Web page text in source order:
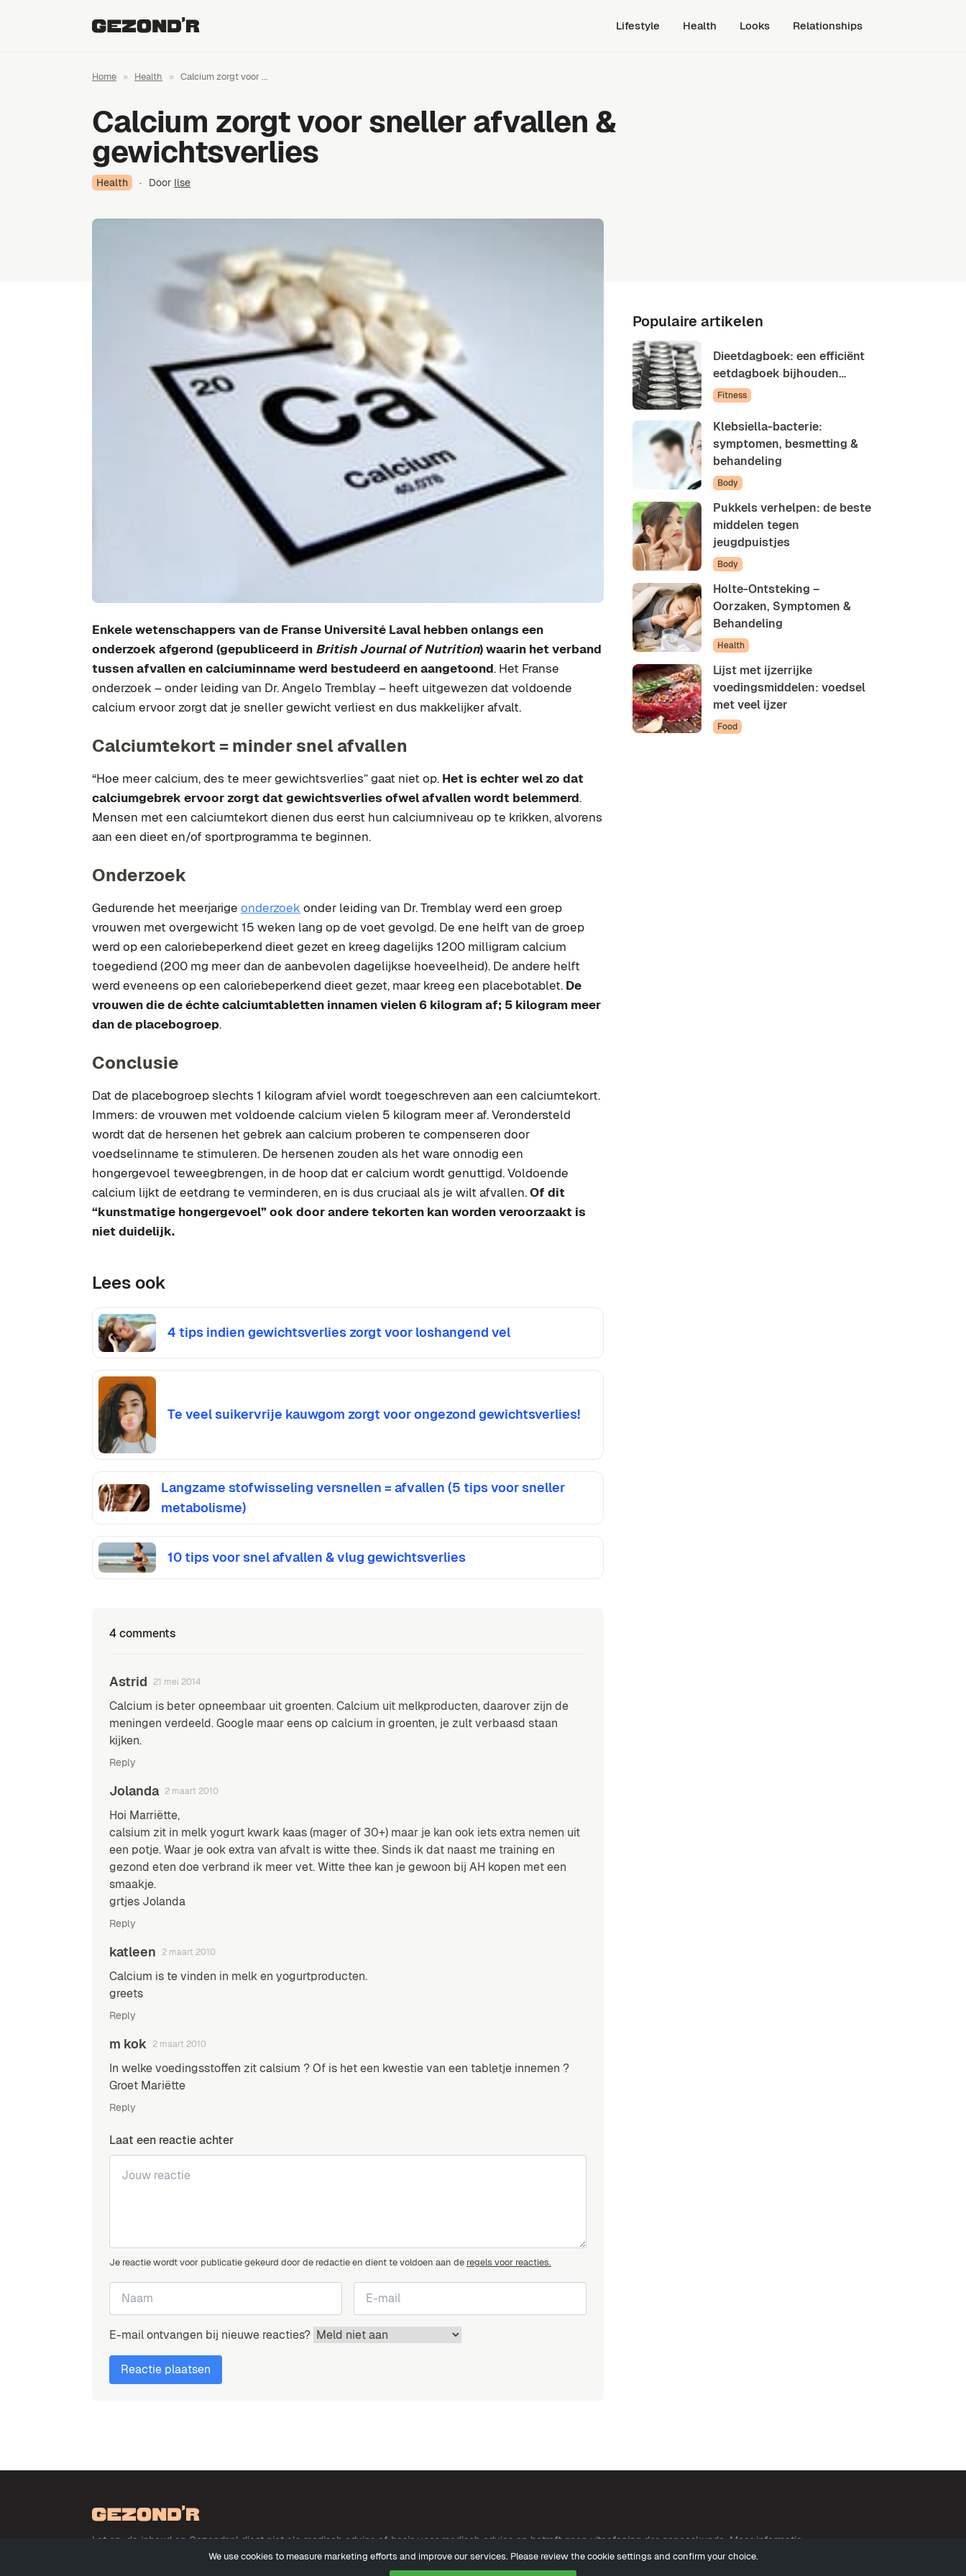
Lifestyle Health Looks Relationships
Home » Health » Calcium zorgt voor ...
Calcium zorgt voor sneller afvallen &
gewichtsverlies
Health · Door Ilse
Enkele wetenschappers van de Franse Université Laval hebben onlangs een
onderzoek afgerond (gepubliceerd in British Journal of Nutrition) waarin het verband
tussen afvallen en calciuminname werd bestudeerd en aangetoond. Het Franse
onderzoek – onder leiding van Dr. Angelo Tremblay – heeft uitgewezen dat voldoende
calcium ervoor zorgt dat je sneller gewicht verliest en dus makkelijker afvalt.
Calciumtekort = minder snel afvallen
“Hoe meer calcium, des te meer gewichtsverlies” gaat niet op. Het is echter wel zo dat
calciumgebrek ervoor zorgt dat gewichtsverlies ofwel afvallen wordt belemmerd.
Mensen met een calciumtekort dienen dus eerst hun calciumniveau op te krikken, alvorens
aan een dieet en/of sportprogramma te beginnen.
Onderzoek
Gedurende het meerjarige onderzoek onder leiding van Dr. Tremblay werd een groep
vrouwen met overgewicht 15 weken lang op de voet gevolgd. De ene helft van de groep
werd op een caloriebeperkend dieet gezet en kreeg dagelijks 1200 milligram calcium
toegediend (200 mg meer dan de aanbevolen dagelijkse hoeveelheid). De andere helft
werd eveneens op een caloriebeperkend dieet gezet, maar kreeg een placebotablet. De
vrouwen die de échte calciumtabletten innamen vielen 6 kilogram af; 5 kilogram meer
dan de placebogroep.
Conclusie
Dat de placebogroep slechts 1 kilogram afviel wordt toegeschreven aan een calciumtekort.
Immers: de vrouwen met voldoende calcium vielen 5 kilogram meer af. Verondersteld
wordt dat de hersenen het gebrek aan calcium proberen te compenseren door
voedselinname te stimuleren. De hersenen zouden als het ware onnodig een
hongergevoel teweegbrengen, in de hoop dat er calcium wordt genuttigd. Voldoende
calcium lijkt de eetdrang te verminderen, en is dus cruciaal als je wilt afvallen.Of dit
“kunstmatige hongergevoel” ook door andere tekorten kan worden veroorzaakt is
niet duidelijk.
Lees ook
4 tips indien gewichtsverlies zorgt voor loshangend vel
Te veel suikervrije kauwgom zorgt voor ongezond gewichtsverlies!
Langzame stofwisseling versnellen = afvallen (5 tips voor sneller
metabolisme)
10 tips voor snel afvallen & vlug gewichtsverlies
4 comments
Astrid 21 mei 2014
Calcium is beter opneembaar uit groenten. Calcium uit melkproducten, daarover zijn de
meningen verdeeld. Google maar eens op calcium in groenten, je zult verbaasd staan
kijken.
Reply
Jolanda 2 maart 2010
Hoi Marriëtte,
calsium zit in melk yogurt kwark kaas (mager of 30+) maar je kan ook iets extra nemen uit
een potje. Waar je ook extra van afvalt is witte thee. Sinds ik dat naast me training en
gezond eten doe verbrand ik meer vet. Witte thee kan je gewoon bij AH kopen met een
smaakje.
grtjes Jolanda
Reply
katleen 2 maart 2010
Calcium is te vinden in melk en yogurtproducten.
greets
Reply
m kok 2 maart 2010
In welke voedingsstoffen zit calsium ? Of is het een kwestie van een tabletje innemen ?
Groet Mariëtte
Reply
Laat een reactie achter
Je reactie wordt voor publicatie gekeurd door de redactie en dient te voldoen aan de regels voor reacties.
E-mail ontvangen bij nieuwe reacties?
Populaire artikelen
Dieetdagboek: een efficiënt
eetdagboek bijhouden…
Fitness
Klebsiella-bacterie:
symptomen, besmetting &
behandeling
Body
Pukkels verhelpen: de beste
middelen tegen
jeugdpuistjes
Body
Holte-Ontsteking –
Oorzaken, Symptomen &
Behandeling
Health
Lijst met ijzerrijke
voedingsmiddelen: voedsel
met veel ijzer
Food
Let op: de inhoud op Gezondr.nl dient niet als medisch advies of basis voor medisch advies en betreft geen uitoefening der geneeskunde. Meer informatie
We use cookies to measure marketing efforts and improve our services. Please review the cookie settings and confirm your choice.